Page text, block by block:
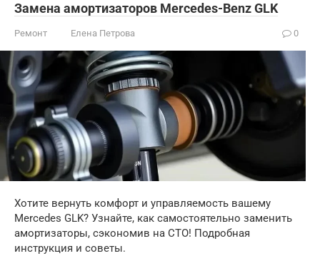
Замена амортизаторов Mercedes-Benz GLK
Ремонт Елена Петрова 0
Хотите вернуть комфорт и управляемость вашему
Mercedes GLK? Узнайте, как самостоятельно заменить
амортизаторы, сэкономив на СТО! Подробная
инструкция и советы.